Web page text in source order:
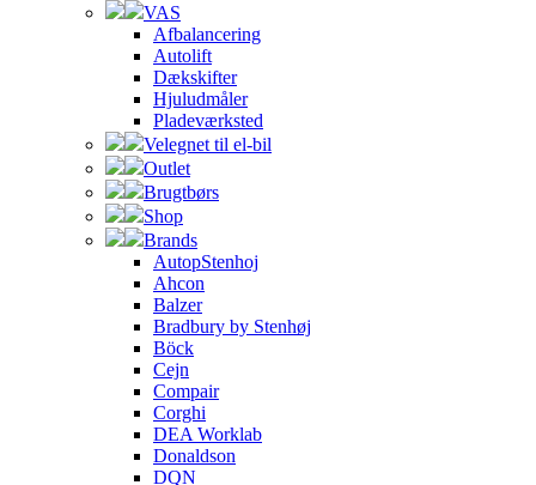
VAS
Afbalancering
Autolift
Dækskifter
Hjuludmåler
Pladeværksted
Velegnet til el-bil
Outlet
Brugtbørs
Shop
Brands
AutopStenhoj
Ahcon
Balzer
Bradbury by Stenhøj
Böck
Cejn
Compair
Corghi
DEA Worklab
Donaldson
DQN